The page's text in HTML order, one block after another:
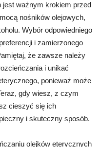
jest ważnym krokiem przed
nośników olejowych,
Wybór odpowiedniego
i zamierzonego
że zawsze należy
i unikać
ponieważ może
gdy wiesz, z czym
cieszyć się ich
i skuteczny sposób.
olejków eterycznych